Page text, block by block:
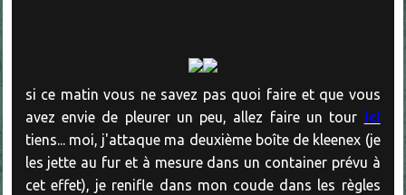
si ce matin vous ne savez pas quoi faire et que vous
avez envie de pleurer un peu, allez faire un tour ici
tiens... moi, j'attaque ma deuxième boîte de kleenex (je
les jette au fur et à mesure dans un container prévu à
cet effet), je renifle dans mon coude dans les règles